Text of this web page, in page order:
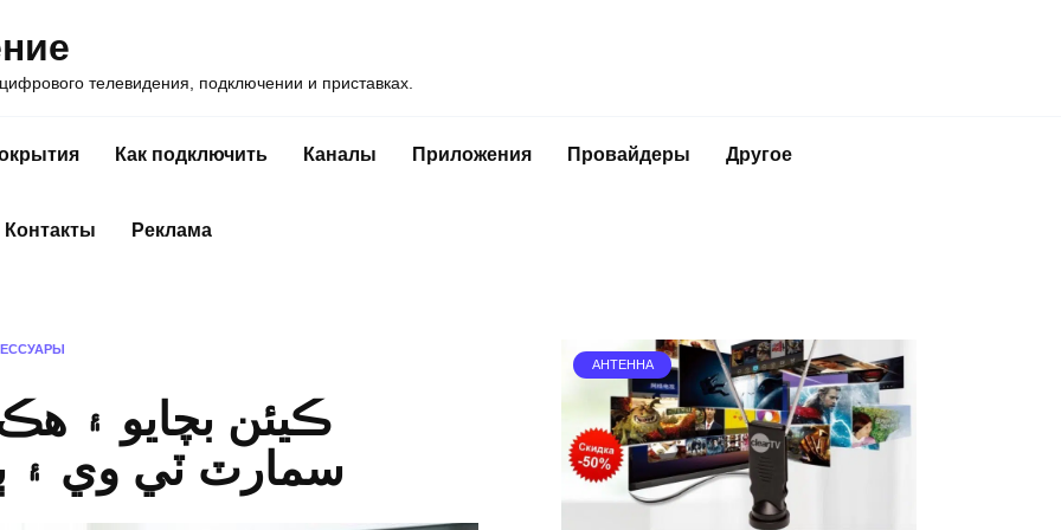
телевидения, подключении и приставках.
Как подключить Каналы Приложения Провайдеры Другое
Контакты Реклама
ڪيئن بچايو ۽
سمارٽ ٽي وي ۽
АНТЕННА